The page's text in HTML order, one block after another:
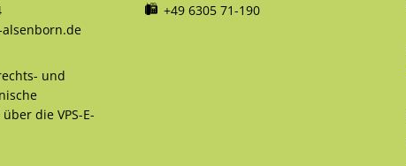
und
die VPS-E-
+49 6305 71-190